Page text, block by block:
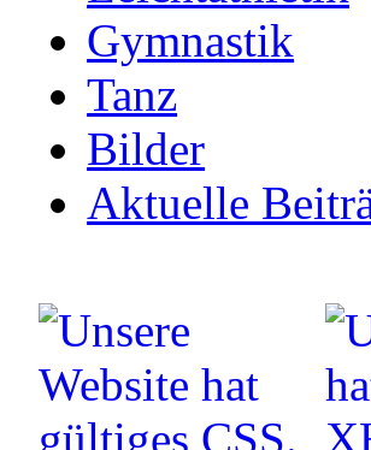
Gymnastik
Tanz
Bilder
Aktuelle